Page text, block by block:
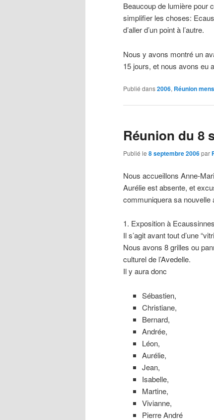
Beaucoup de lumière pour
simplifier les choses:
d’aller d’un point à l’autre.
Nous y avons montré un
15 jours, et nous avons eu
Publié dans2006, Réunion
Réunion du 8
Publié le 8 septembre 2006par
Nous accueillons Anne-
Aurélie est absente, et
communiquera sa nouvelle
1. Exposition à Ecaussinnes
Il s’agit avant tout d’une
Nous avons 8 grilles ou
culturel de l’Avedelle.
Il y aura donc
Sébastien,
Christiane,
Bernard,
Andrée,
Léon,
Aurélie,
Jean,
Isabelle,
Martine,
Vivianne,
Pierre André